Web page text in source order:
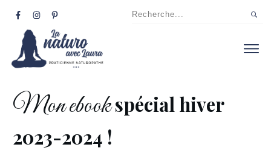
Mon ebookspécial hiver
2023-2024 !